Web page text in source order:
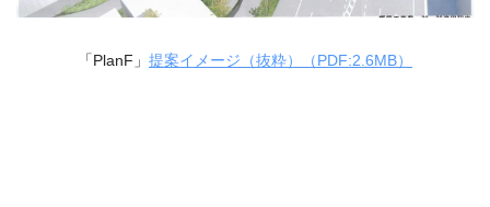
「PlanF」 提案イメージ（抜粋）（PDF:2.6MB）